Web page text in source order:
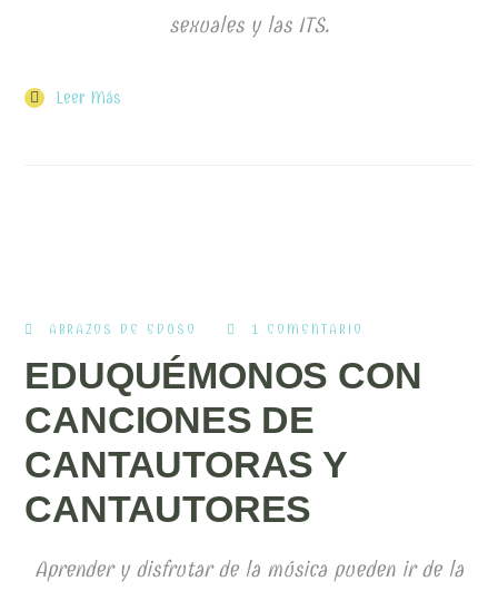
sexuales y las ITS.
Leer Más
ABRAZOS DE EDUSO 1 COMENTARIO
EDUQUÉMONOS CON
CANCIONES DE
CANTAUTORAS Y
CANTAUTORES
Aprender y disfrutar de la música pueden ir de la